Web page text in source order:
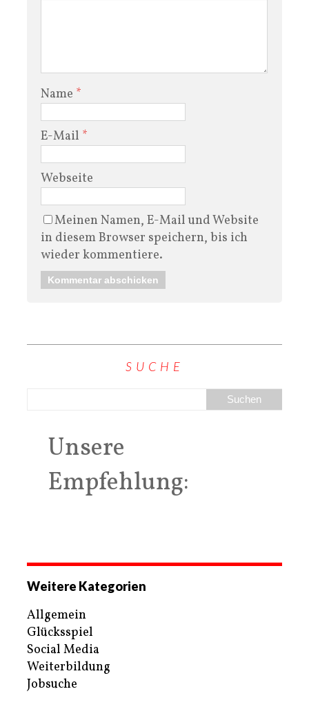
Name *
E-Mail *
Webseite
Meinen Namen, E-Mail und Website
in diesem Browser speichern, bis ich
wieder kommentiere.
SUCHE
Unsere
Empfehlung:
Weitere Kategorien
Allgemein
Glücksspiel
Social Media
Weiterbildung
Jobsuche